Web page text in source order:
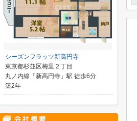
シーズンフラッツ新高円寺
東京都杉並区梅里２丁目
丸ノ内線「新高円寺」駅 徒歩6分
築2年